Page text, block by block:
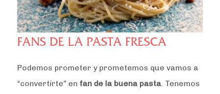
FANS DE LA PASTA FRESCA
Podemos prometer y prometemos que vamos a
“convertirte” en fan de la buena pasta. Tenemos